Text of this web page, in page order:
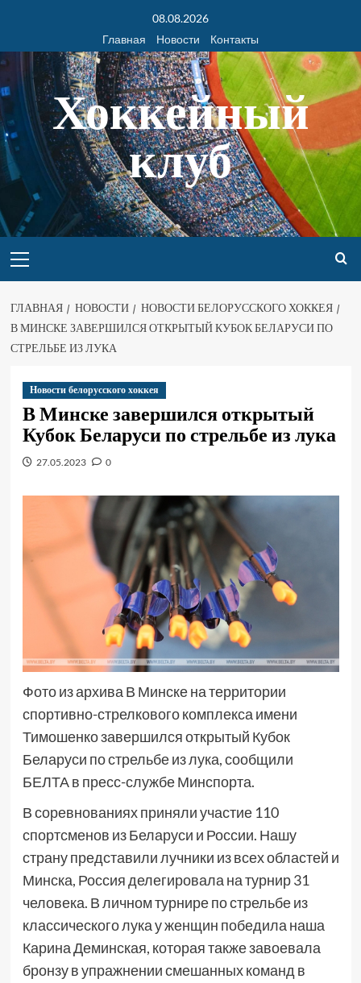
08.08.2026
Главная
Новости Контакты
Хоккейный
клуб
ГЛАВНАЯ НОВОСТИ
НОВОСТИ БЕЛОРУССКОГО ХОККЕЯ
В МИНСКЕ ЗАВЕРШИЛСЯ ОТКРЫТЫЙ КУБОК БЕЛАРУСИ ПО
СТРЕЛЬБЕ ИЗ ЛУКА
Новости белорусского хоккея
В Минске завершился открытый
Кубок Беларуси по стрельбе из лука
27.05.2023 0
Фото из архива В Минске на территории
спортивно-стрелкового комплекса имени
Тимошенко завершился открытый Кубок
Беларуси по стрельбе из лука, сообщили
БЕЛТА в пресс-службе Минспорта.
В соревнованиях приняли участие 110
спортсменов из Беларуси и России. Нашу
страну представили лучники из всех областей и
Минска, Россия делегировала на турнир 31
человека. В личном турнире по стрельбе из
классического лука у женщин победила наша
Карина Деминская, которая также завоевала
бронзу в упражнении смешанных команд в